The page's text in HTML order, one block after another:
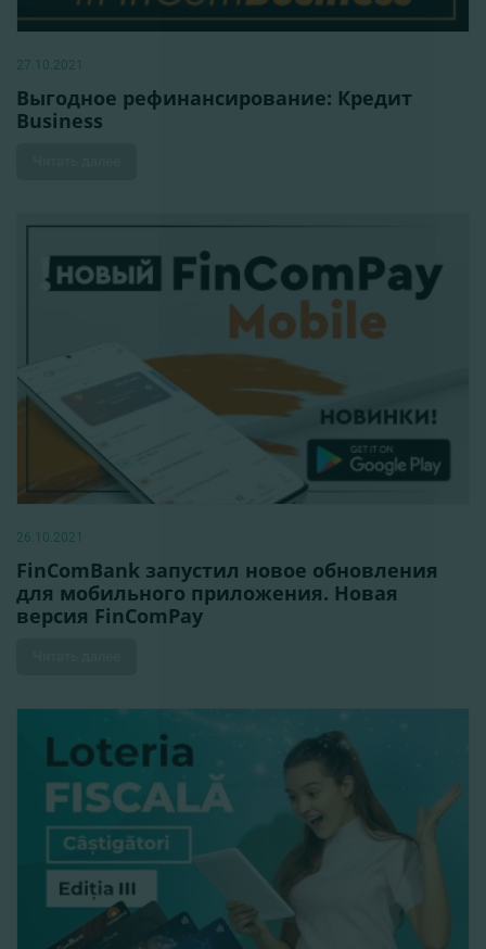
27.10.2021
Выгодное рефинансирование: Кредит
Business
26.10.2021
FinComBank запустил новое обновления
для мобильного приложения. Новая
версия FinComPay